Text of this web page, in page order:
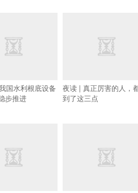
国水利根底设备
步推进
夜读 | 真正厉害的人，
到了这三点